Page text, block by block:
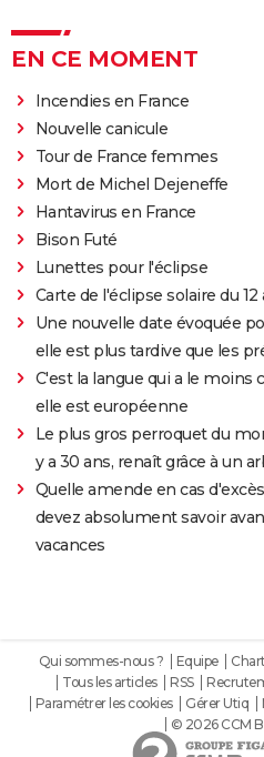
EN CE MOMENT
Incendies en France
Nouvelle canicule
Tour de France femmes
Mort de Michel Dejeneffe
Hantavirus en France
Bison Futé
Lunettes pour l'éclipse
Carte de l'éclipse solaire du 12
Une nouvelle date évoquée
elle est plus tardive que les
C'est la langue qui a le moins
elle est européenne
Le plus gros perroquet du
y a 30 ans, renaît grâce à un
Quelle amende en cas
devez absolument savoir
vacances
Qui sommes-nous ? Equipe
Tous les articles
RSS
Paramétrer les cookies
Gérer Utiq
© 2026 CCM